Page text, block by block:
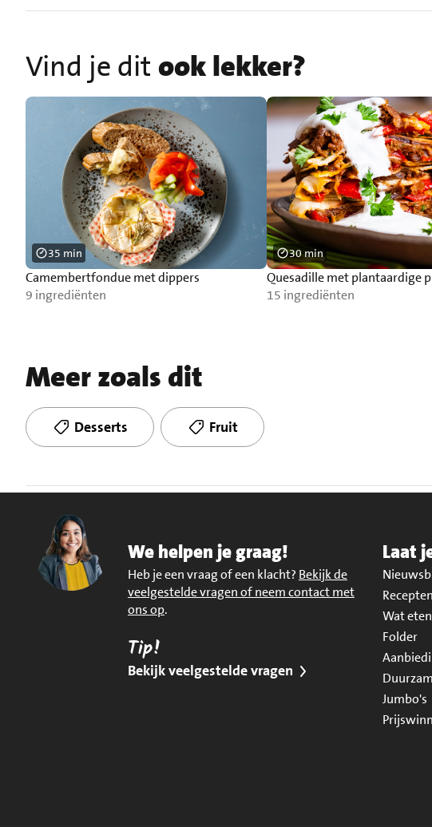
Vind je ditook lekker?
Camembertfondue met dippers
9 ingrediënten
35 min
Quesadille met plantaardige
15 ingrediënten
30 min
Meer zoals dit
Desserts Fruit
We helpen je graag!
Heb je een vraag of een klacht? Bekijk de
veelgestelde vragen of neem contact met
ons op.
Tip!
Bekijk veelgestelde vragen
Laat
Recepten
Wat
Folder
Jumbo's